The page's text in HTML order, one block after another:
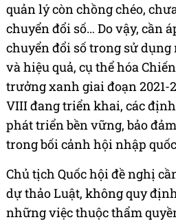
quản lý còn chồng chéo,
chuyển đổi số… Do vậy, cần
chuyển đổi số trong sử
và hiệu quả, cụ thể hóa
trưởng xanh giai đoạn 2021-
VIII đang triển khai, các
phát triển bền vững, bảo
trong bối cảnh hội nhập
Chủ tịch Quốc hội đề nghị
dự thảo Luật, không quy
những việc thuộc thẩm